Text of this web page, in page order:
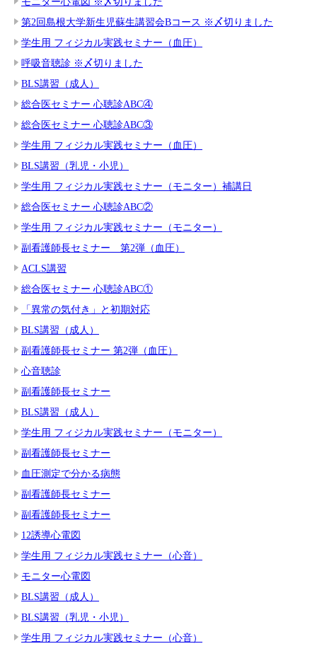
第2回島根大学新生児蘇生講習会Bコース ※〆切りました
学生用 フィジカル実践セミナー（血圧）
呼吸音聴診 ※〆切りました
BLS講習（成人）
総合医セミナー 心聴診ABC④
総合医セミナー 心聴診ABC③
学生用 フィジカル実践セミナー（血圧）
BLS講習（乳児・小児）
学生用 フィジカル実践セミナー（モニター）補講日
総合医セミナー 心聴診ABC②
学生用 フィジカル実践セミナー（モニター）
副看護師長セミナー 第2弾（血圧）
ACLS講習
総合医セミナー 心聴診ABC①
「異常の気付き」と初期対応
BLS講習（成人）
副看護師長セミナー 第2弾（血圧）
心音聴診
副看護師長セミナー
BLS講習（成人）
学生用 フィジカル実践セミナー（モニター）
副看護師長セミナー
血圧測定で分かる病態
副看護師長セミナー
副看護師長セミナー
12誘導心電図
学生用 フィジカル実践セミナー（心音）
モニター心電図
BLS講習（成人）
BLS講習（乳児・小児）
学生用 フィジカル実践セミナー（心音）